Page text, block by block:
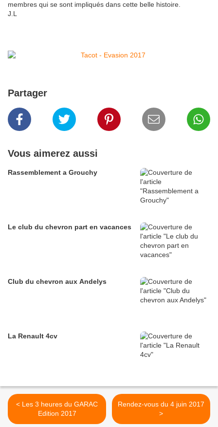
membres qui se sont impliqués dans cette belle histoire.
J.L
Partager
Vous aimerez aussi
Rassemblement a Grouchy
Le club du chevron part en vacances
Club du chevron aux Andelys
La Renault 4cv
< Les 3 heures du GARAC
Edition 2017
Rendez-vous du 4 juin 2017
>